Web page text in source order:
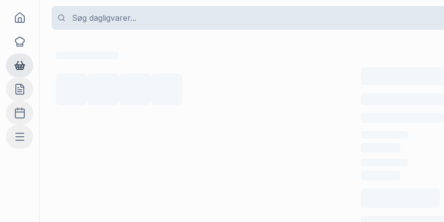
Goma
Opskrifter
Dagligvarer
Indkøbslisten
Madplan
Mere